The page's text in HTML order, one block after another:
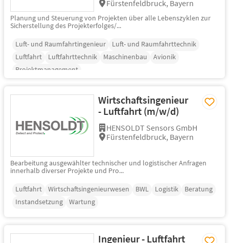
Fürstenfeldbruck, Bayern
Planung und Steuerung von Projekten über alle Lebenszyklen zur
Sicherstellung des Projekterfolges/...
Luft- und Raumfahrtingenieur
Luft- und Raumfahrttechnik
Luftfahrt
Luftfahrttechnik Maschinenbau
Avionik
Projektmanagement
Wirtschaftsingenieur
- Luftfahrt (m/w/d)
HENSOLDT Sensors GmbH
Fürstenfeldbruck, Bayern
Bearbeitung ausgewählter technischer und logistischer Anfragen
innerhalb diverser Projekte und Pro...
Luftfahrt
Wirtschaftsingenieurwesen BWL Logistik
Beratung
Instandsetzung
Wartung
Ingenieur - Luftfahrt